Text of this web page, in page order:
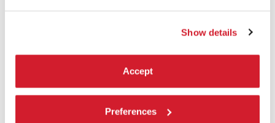
Show details
Accept
Preferences